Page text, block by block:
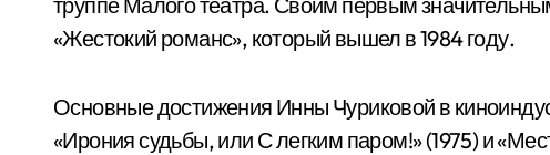
«Жестокий романс», который вышел в 1984 году.
Основные достижения Инны Чуриковой в
«Ирония судьбы, или С легким паром!» (1975) и